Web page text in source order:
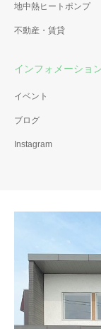
地中熱ヒートポンプ
不動産・賃貸
インフォメーショ
イベント
ブログ
Instagram